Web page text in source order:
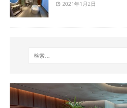
2021年1月2日